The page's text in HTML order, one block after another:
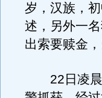
岁，汉族，
述，另外一
出索要赎金
22日凌晨1